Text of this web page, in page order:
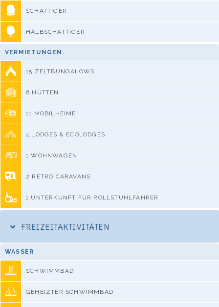
SCHATTIGER
HALBSCHATTIGER
VERMIETUNGEN
15 ZELTBUNGALOWS
6 HÜTTEN
11 MOBILHEIME
4 LODGES & ECOLODGES
1 WOHNWAGEN
2 RETRO CARAVANS
1 UNTERKUNFT FÜR ROLLSTUHLFAHRER
FREIZEITAKTIVITÄTEN
WASSER
SCHWIMMBAD
GEHEIZTER SCHWIMMBAD